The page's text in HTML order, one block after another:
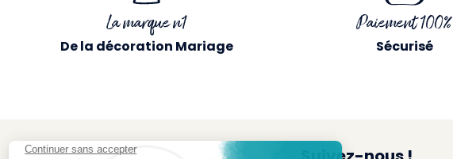
La marque n1
De la décoration Mariage
Paiement 100%
Sécurisé